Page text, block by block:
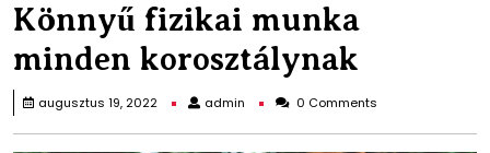
Könnyű fizikai munka
minden korosztálynak
augusztus 19, 2022 admin admin 0 Comments